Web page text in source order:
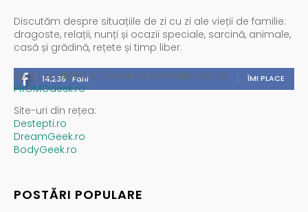
Discutăm despre situațiile de zi cu zi ale vieții de familie:
dragoste, relații, nunți și ocazii speciale, sarcină, animale,
casă și grădină, rețete și timp liber.
14,235 Fani ÎMI PLACE
Spații publicitare / reclamă administrată de
PROMOdesk.ro
Site-uri din rețea:
Destepti.ro
DreamGeek.ro
BodyGeek.ro
POSTĂRI POPULARE